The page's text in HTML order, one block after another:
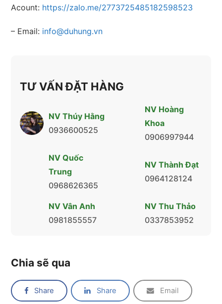
Acount: https://zalo.me/2773725485182598523
– Email: info@duhung.vn
TƯ VẤN ĐẶT HÀNG
NV Thúy Hằng
0936600525
NV Hoàng
Khoa
0906997944
NV Quốc
Trung
0968626365
NV Thành Đạt
0964128124
NV Vân Anh
0981855557
NV Thu Thảo
0337853952
Chia sẽ qua
Share Share Email